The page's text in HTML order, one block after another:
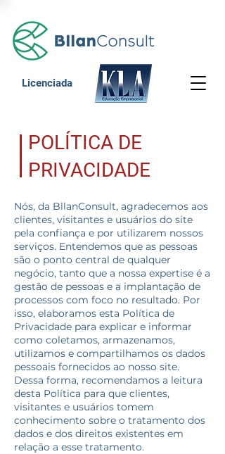
Licenciada
POLÍTICA DE
PRIVACIDADE
Nós, da BllanConsult, agradecemos aos
clientes, visitantes e usuários do site
pela confiança e por utilizarem nossos
serviços. Entendemos que as pessoas
são o ponto central de qualquer
negócio, tanto que a nossa expertise é a
gestão de pessoas e a implantação de
processos com foco no resultado. Por
isso, elaboramos esta Política de
Privacidade para explicar e informar
como coletamos, armazenamos,
utilizamos e compartilhamos os dados
pessoais fornecidos ao nosso site.
Dessa forma, recomendamos a leitura
desta Política para que clientes,
visitantes e usuários tomem
conhecimento sobre o tratamento dos
dados e dos direitos existentes em
relação a esse tratamento.